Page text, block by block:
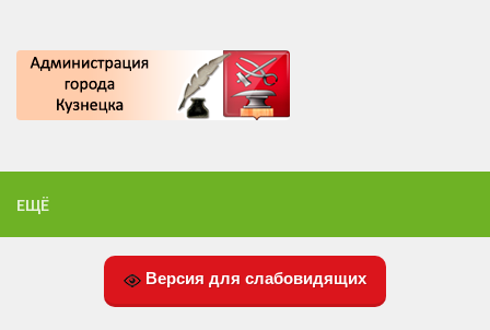
ЕЩЁ
Версия для слабовидящих